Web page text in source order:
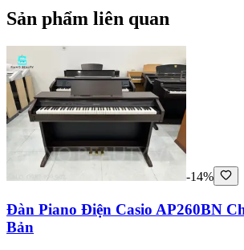
Sản phẩm liên quan
-14%
Đàn Piano Điện Casio AP260BN
Bản